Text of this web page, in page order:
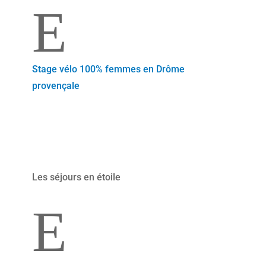
E
Stage vélo 100% femmes en Drôme
provençale
Les séjours en étoile
E